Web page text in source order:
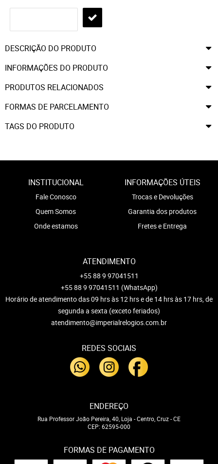
DESCRIÇÃO DO PRODUTO
INFORMAÇÕES DO PRODUTO
PRODUTOS RELACIONADOS
FORMAS DE PARCELAMENTO
TAGS DO PRODUTO
INSTITUCIONAL
Fale Conosco
Quem Somos
Onde estamos
INFORMAÇÕES ÚTEIS
Trocas e Devoluções
Garantia dos produtos
Fretes e Entrega
ATENDIMENTO
+55 88 9 97041511
+55 88 9 97041511 (WhatsApp)
Horário de atendimento das 09 hrs às 12 hrs e de 14 hrs às 17 hrs, de
segunda a sexta (exceto feriados)
atendimento@imperialrelogios.com.br
REDES SOCIAIS
ENDEREÇO
Rua Professor João Pereira, 40, Loja -Centro, Cruz-CE
CEP: 62595-000
FORMAS DE PAGAMENTO